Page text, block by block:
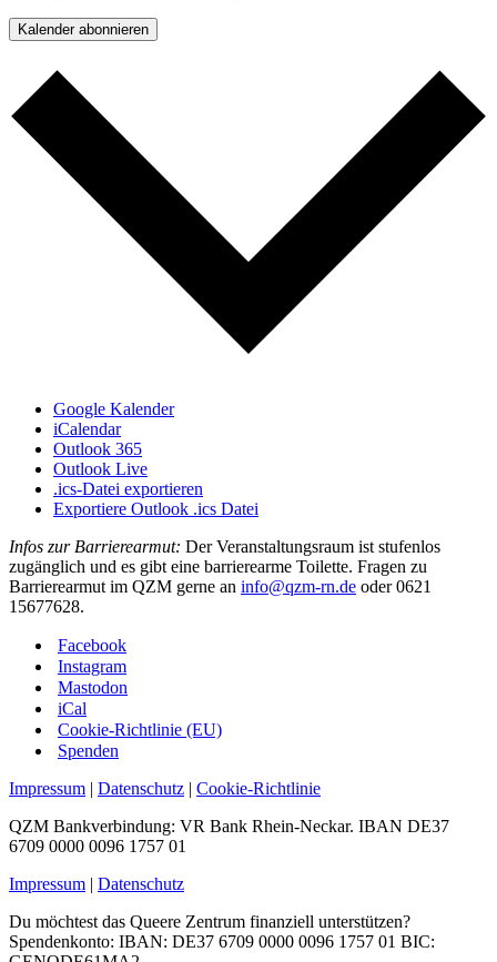
Kalender abonnieren
Google Kalender
iCalendar
Outlook 365
Outlook Live
.ics-Datei exportieren
Exportiere Outlook .ics Datei
Infos zur Barrierearmut: Der Veranstaltungsraum ist stufenlos
zugänglich und es gibt eine barrierearme Toilette. Fragen zu
Barrierearmut im QZM gerne an info@qzm-rn.de oder 0621
15677628.
Facebook
Instagram
Mastodon
iCal
Cookie-Richtlinie (EU)
Spenden
Impressum | Datenschutz | Cookie-Richtlinie
QZM Bankverbindung: VR Bank Rhein-Neckar. IBAN DE37
6709 0000 0096 1757 01
Impressum | Datenschutz
Du möchtest das Queere Zentrum finanziell unterstützen?
Spendenkonto: IBAN: DE37 6709 0000 0096 1757 01 BIC: